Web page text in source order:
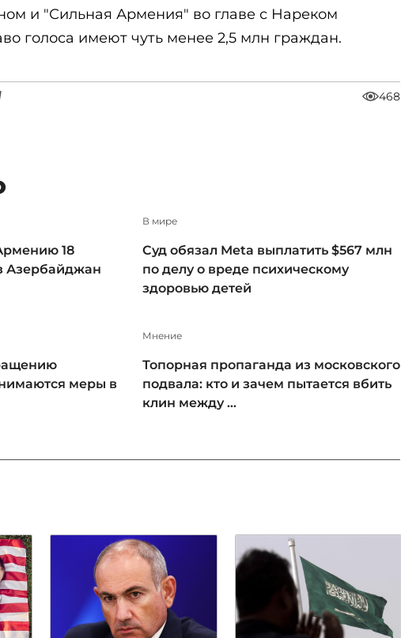
и "Сильная Армения" во главе с Нареком
голоса имеют чуть менее 2,5 млн граждан.
468
18
Азербайджан
В мире
Суд обязал Meta выплатить $567 млн
по делу о вреде психическому
здоровью детей
меры в
Мнение
Топорная пропаганда из московского
подвала: кто и зачем пытается вбить
клин между ...